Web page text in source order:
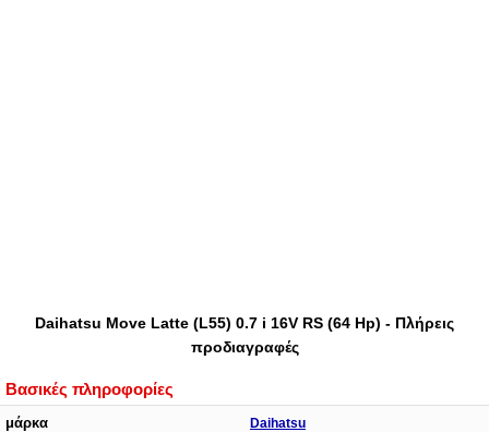
Daihatsu Move Latte (L55) 0.7 i 16V RS (64 Hp) - Πλήρεις
προδιαγραφές
Βασικές πληροφορίες
μάρκα Daihatsu